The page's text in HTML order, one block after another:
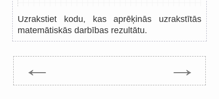
Uzrakstiet kodu, kas aprēķinās uzrakstītās
matemātiskās darbības rezultātu.
← →